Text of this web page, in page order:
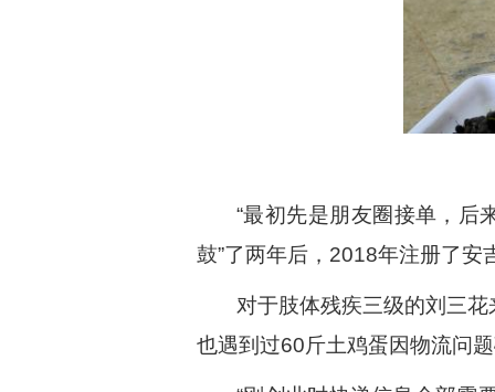
“最初先是朋友圈接单，后
鼓”了两年后，2018年注册了安
对于肢体残疾三级的刘三
也遇到过60斤土鸡蛋因物流问